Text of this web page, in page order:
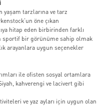
yaşam tarzlarına ve tarz
öne çıkan
hitap eden birbirinden farklı
sportif bir görünüme sahip olmak
arayanlara uygun seçenekler
ile ofisten sosyal ortamlara
kahverengi ve lacivert gibi
ve yaz ayları için uygun olan